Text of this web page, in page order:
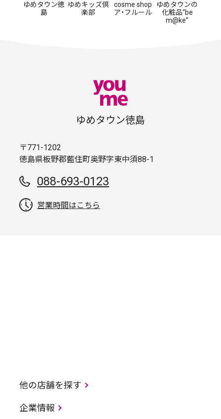
ゆめタウン徳
島
ゆめキッズ倶
楽部
cosme shop
ア・フルール
ゆめタウンの
化粧品“be
m@ke”
ゆめタウン徳島
〒771-1202
徳島県板野郡藍住町奥野字東中須88-1
088-693-0123
営業時間はこちら
他の店舗を探す
企業情報